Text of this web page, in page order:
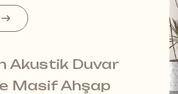
Akustik Duvar
Masif Ahşap